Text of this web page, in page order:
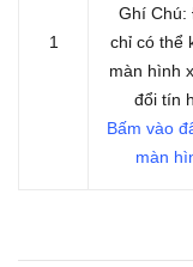
1
Ghí Chú:
chỉ có thể
màn hình
đổi tín
Bấm vào
màn